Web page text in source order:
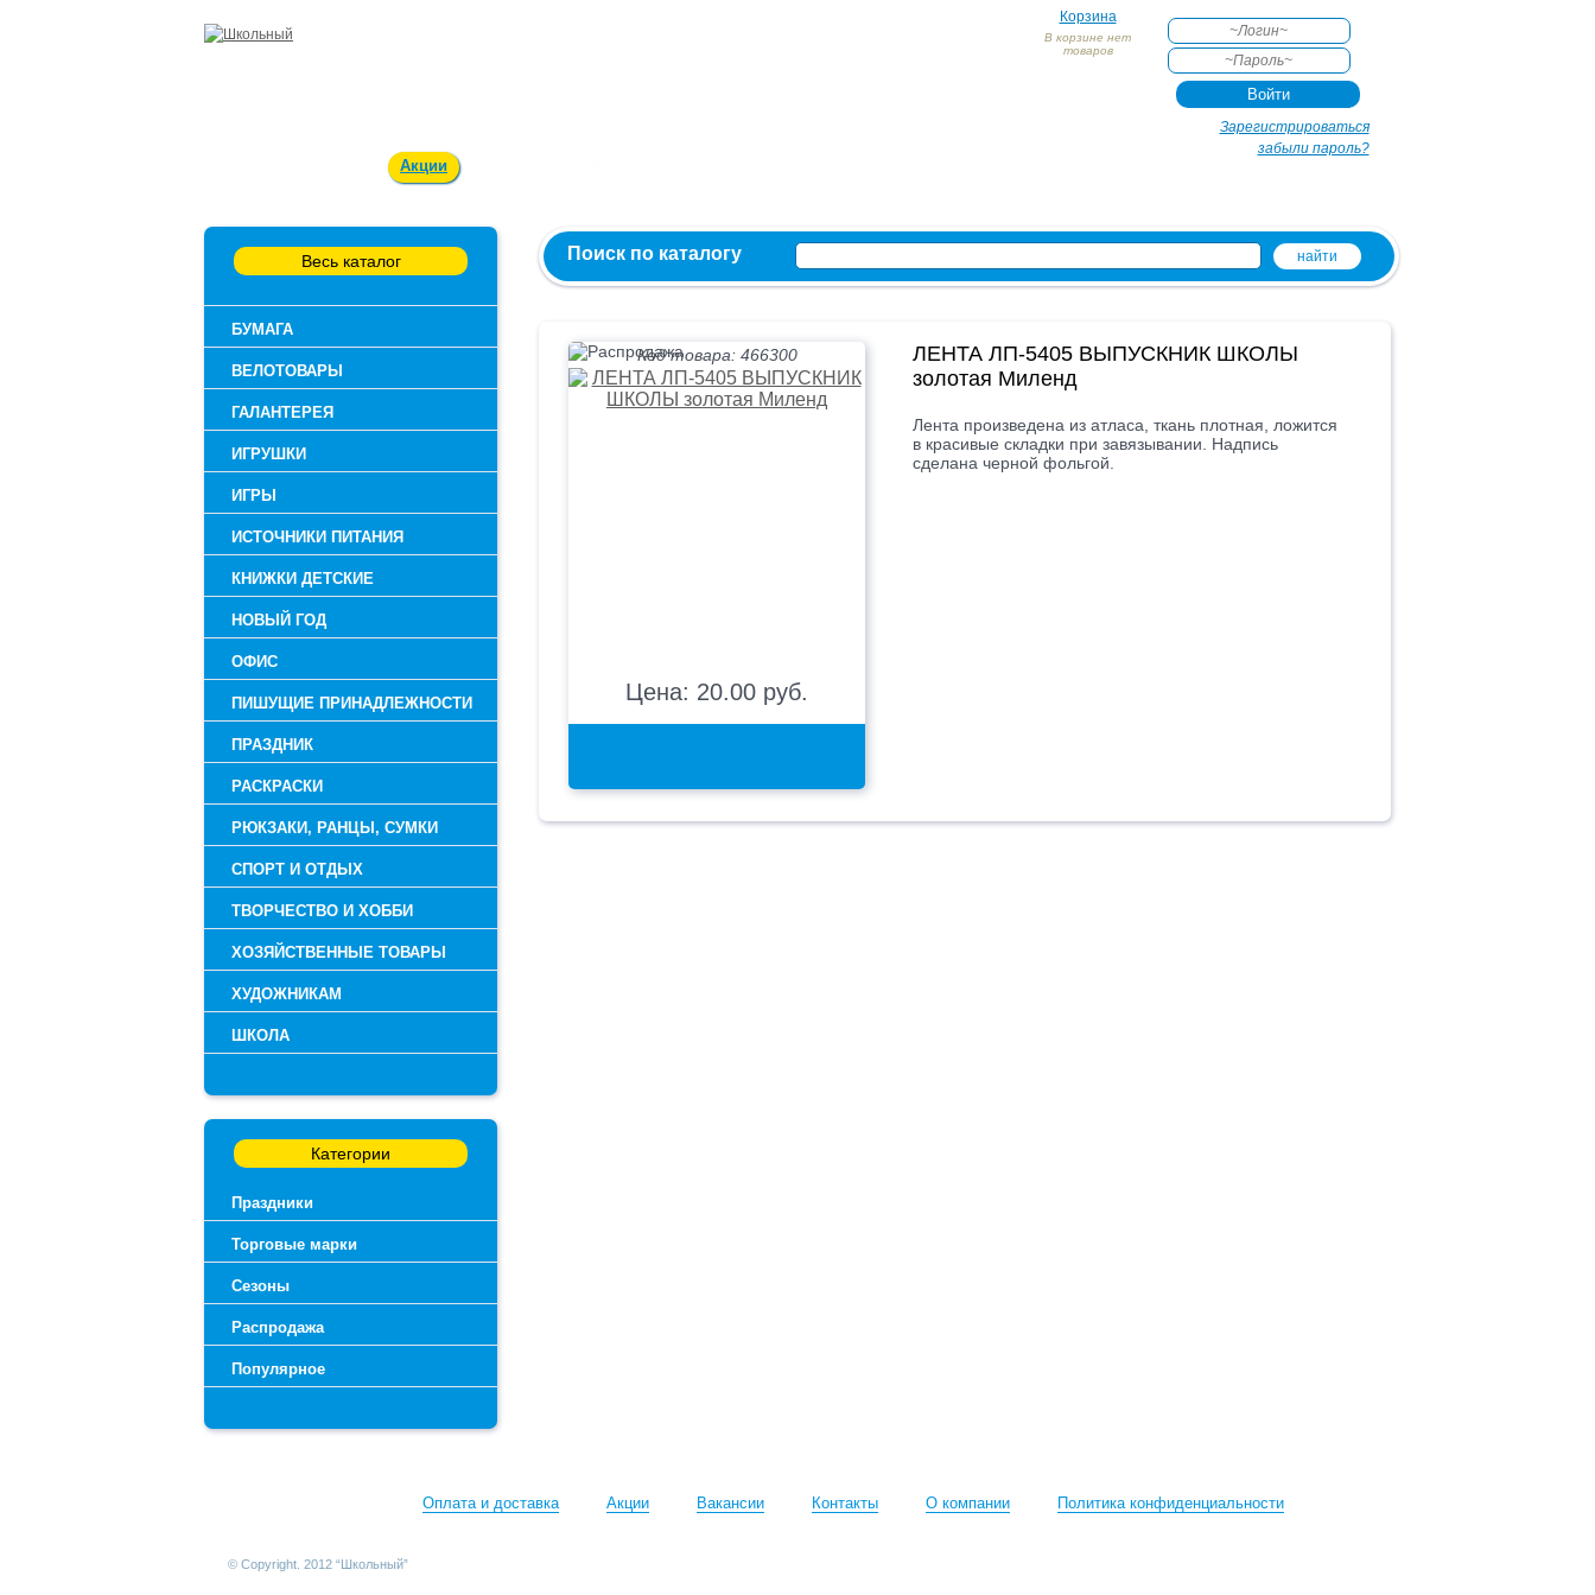
Корзина
В корзине нет
товаров
Зарегистрироваться
забыли пароль?
Акции
Весь каталог
БУМАГА
ВЕЛОТОВАРЫ
ГАЛАНТЕРЕЯ
ИГРУШКИ
ИГРЫ
ИСТОЧНИКИ ПИТАНИЯ
КНИЖКИ ДЕТСКИЕ
НОВЫЙ ГОД
ОФИС
ПИШУЩИЕ ПРИНАДЛЕЖНОСТИ
ПРАЗДНИК
РАСКРАСКИ
РЮКЗАКИ, РАНЦЫ, СУМКИ
СПОРТ И ОТДЫХ
ТВОРЧЕСТВО И ХОББИ
ХОЗЯЙСТВЕННЫЕ ТОВАРЫ
ХУДОЖНИКАМ
ШКОЛА
Категории
Праздники
Торговые марки
Сезоны
Распродажа
Популярное
Поиск по каталогу
Код товара: 466300
Цена: 20.00 руб.
ЛЕНТА ЛП-5405 ВЫПУСКНИК ШКОЛЫ
золотая Миленд
Лента произведена из атласа, ткань плотная, ложится
в красивые складки при завязывании. Надпись
сделана черной фольгой.
Оплата и доставка Акции Вакансии Контакты О компании Политика конфиденциальности
© Copyright. 2012 “Школьный”